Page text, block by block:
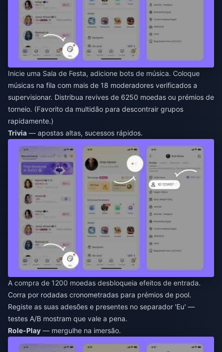
Inicie uma Sala de Festa, adicione bots de música. Coloque
músicas na fila com mais de 18 moderadores verificados a
supervisionar. Distribua revives de 6250 moedas ou prémios de
torneio. (Favorito da multidão para descontrair grupos
rapidamente.)
Trivia — apostas altas, sucessos rápidos.
A compra de 1200 moedas desbloqueia efeitos de entrada.
Corra por rodadas cronometradas para prémios de pool.
Registe as suas adesões e presentes no separador 'Eu' —
testes A/B mostram que vale a pena.
Role-Play — mergulhe na imersão.